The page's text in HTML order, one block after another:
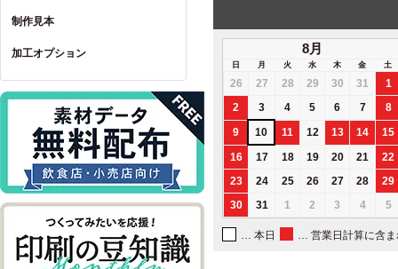
制作見本
加工オプション 8月
日 月 火 水 木 金 土
26 27 28 29 30 31
1
2
3 4 5 6 7
8
9
10 11 12 13 14
15
16
17 18 19 20 21
22
23
24 25 26 27 28
29
30
31 1 2 3 4 5
… 本日 … 営業日計算に含ま